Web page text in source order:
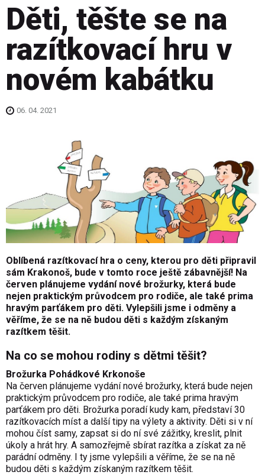
Děti, těšte se na
razítkovací hru v
novém kabátku
06. 04. 2021
Oblíbená razítkovací hra o ceny, kterou pro děti připravil
sám Krakonoš, bude v tomto roce ještě zábavnější! Na
červen plánujeme vydání nové brožurky, která bude
nejen praktickým průvodcem pro rodiče, ale také prima
hravým parťákem pro děti. Vylepšili jsme i odměny a
věříme, že se na ně budou děti s každým získaným
razítkem těšit.
Na co se mohou rodiny s dětmi těšit?
Brožurka Pohádkové Krkonoše
Na červen plánujeme vydání nové brožurky, která bude nejen
praktickým průvodcem pro rodiče, ale také prima hravým
parťákem pro děti. Brožurka poradí kudy kam, představí 30
razítkovacích míst a další tipy na výlety a aktivity. Děti si v ní
mohou číst samy, zapsat si do ní své zážitky, kreslit, plnit
úkoly a hrát hry. A samozřejmě sbírat razítka a získat za ně
parádní odměny. I ty jsme vylepšili a věříme, že se na ně
budou děti s každým získaným razítkem těšit.